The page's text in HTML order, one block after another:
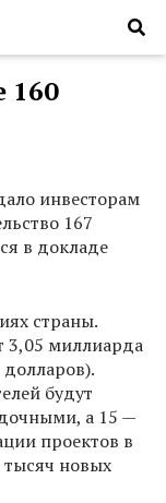
160
инвесторам
167
в докладе
страны.
3,05 миллиарда
будут
а 15 —
проектов в
тысяч новых